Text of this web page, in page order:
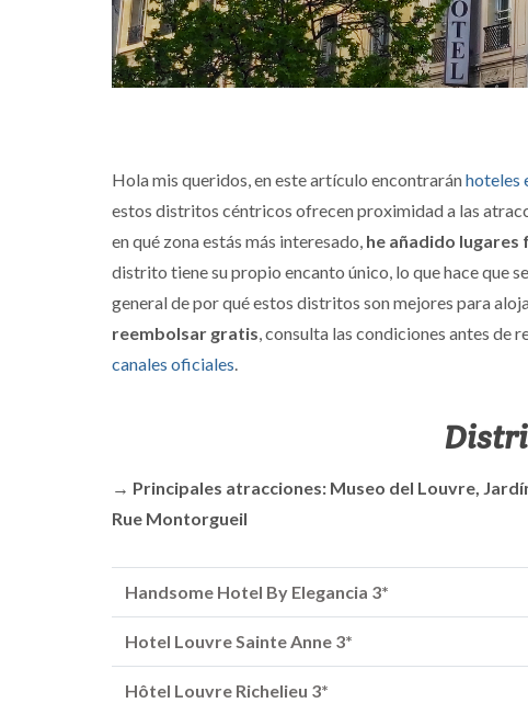
Hola mis queridos, en este artículo encontraránhoteles
estos distritos céntricos ofrecen proximidad a las
en qué zona estás más interesado, he añadido lugares
distrito tiene su propio encanto único, lo que hace que
general de por qué estos distritos son mejores para
reembolsar gratis, consulta las condiciones antes de
canales oficiales.
→ Principales atracciones: Museo del Louvre,
Rue Montorgueil
Handsome Hotel By Elegancia 3*
Hotel Louvre Sainte Anne 3*
Hôtel Louvre Richelieu 3*